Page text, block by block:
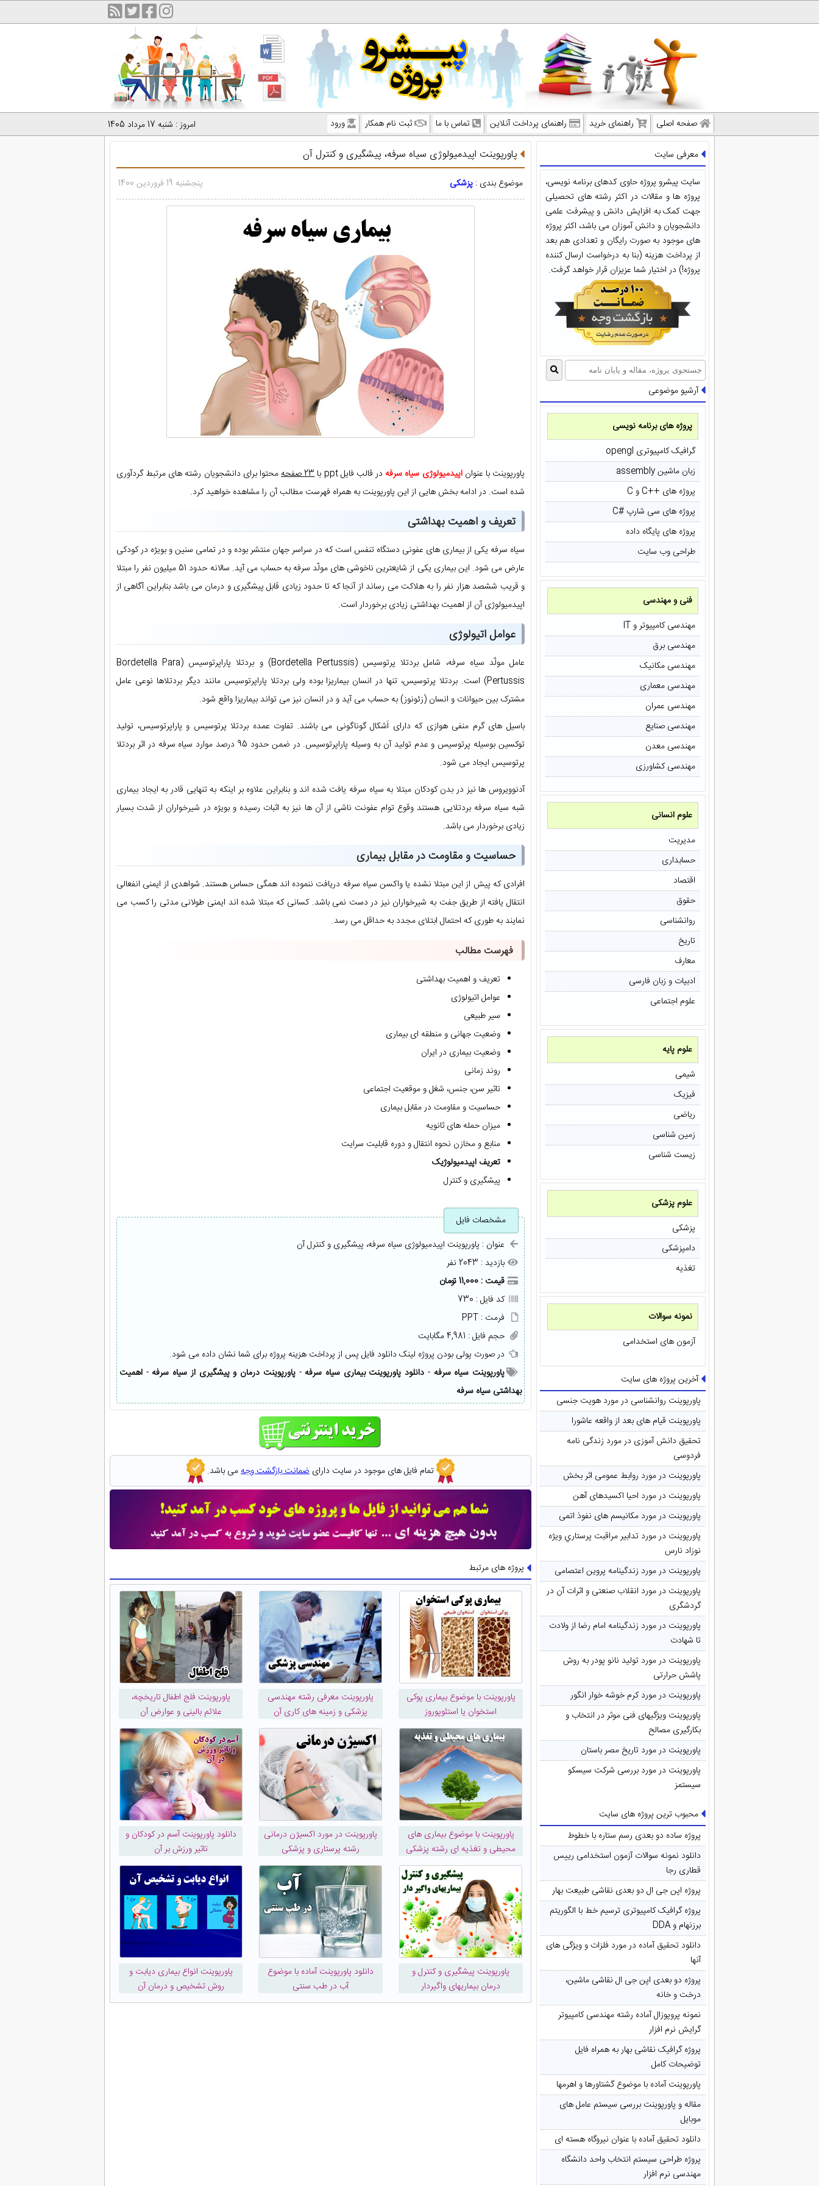
امروز : شنبه 17 مرداد 1405 صفحه اصلی راهنمای خرید راهنمای پرداخت آنلاین تماس با ما ثبت نام همکار ورود
معرفی سایت
سایت پیشرو پروژه حاوی کدهای برنامه نویسی،
پروژه ها و مقالات در اکثر رشته های تحصیلی
جهت کمک به افزایش دانش و پیشرفت علمی
دانشجویان و دانش آموزان می باشد، اکثر پروژه
های موجود به صورت رایگان و تعدادی هم بعد
از پرداخت هزینه (بنا به درخواست ارسال کننده
پروژه!) در اختیار شما عزیزان قرار خواهد گرفت.
آرشیو موضوعی
پروژه های برنامه نویسی
گرافیک کامپیوتری opengl
زبان ماشین assembly
پروژه های ++C و C
پروژه های سی شارپ #C
پروژه های پایگاه داده
طراحی وب سایت
فنی و مهندسی
مهندسی کامپیوتر و IT
مهندسی برق
مهندسی مکانیک
مهندسی معماری
مهندسی عمران
مهندسی صنایع
مهندسی معدن
مهندسی کشاورزی
علوم انسانی
مدیریت
حسابداری
اقتصاد
حقوق
روانشناسی
تاریخ
معارف
ادبیات و زبان فارسی
علوم اجتماعی
علوم پایه
شیمی
فیزیک
ریاضی
زمین شناسی
زیست شناسی
علوم پزشکی
پزشکی
دامپزشکی
تغذیه
نمونه سوالات
آزمون های استخدامی
آخرین پروژه های سایت
پاورپوینت روانشناسی در مورد هویت جنسی
پاورپوینت قیام های بعد از واقعه عاشورا
تحقیق دانش آموزی در مورد زندگی نامه
فردوسی
پاورپوینت در مورد روابط عمومی اثر بخش
پاورپوینت در مورد احیا اکسیدهای آهن
پاورپوینت در مورد مکانیسم های نفوذ اتمی
پاورپوینت در مورد تدابیر مراقبت پرستاري ويژه
نوزاد نارس
پاورپوینت در مورد زندگینامه پروین اعتصامی
پاورپوینت در مورد انقلاب صنعتی و اثرات آن در
گردشگری
پاورپوینت در مورد زندگینامه امام رضا از ولادت
تا شهادت
پاورپوینت در مورد تولید نانو پودر به روش
پاشش حرارتی
پاورپوینت در مورد کرم خوشه خوار انگور
پاورپوینت ویژگیهای فنی موثر در انتخاب و
بکارگیری مصالح
پاورپوینت در مورد تاريخ مصر باستان
پاورپوینت در مورد بررسی شرکت سیسکو
سیستمز
محبوب ترین پروژه های سایت
پروژه ساده دو بعدی رسم ستاره با خطوط
دانلود نمونه سوالات آزمون استخدامی رییس
قطاری رجا
پروژه اپن جی ال دو بعدی نقاشی طبیعت بهار
پروژه گرافیک کامپیوتری ترسیم خط با الگوریتم
برزنهام و DDA
دانلود تحقیق آماده در مورد فلزات و ویژگی های
آنها
پروژه دو بعدی اپن جی ال نقاشی ماشین،
درخت و خانه
نمونه پروپوزال آماده رشته مهندسی کامپیوتر
گرایش نرم افزار
پروژه گرافیک نقاشی بهار به همراه فایل
توضیحات کامل
پاورپوینت آماده با موضوع گشتاورها و اهرمها
مقاله و پاورپوینت بررسی سیستم عامل های
موبایل
دانلود تحقیق آماده با عنوان نیروگاه هسته ای
پروژه طراحی سیستم انتخاب واحد دانشگاه
مهندسی نرم افزار
پاورپوینت اپیدمیولوژی سیاه سرفه، پیشگیری و کنترل آن
موضوع بندی : پزشکی پنجشنبه 19 فروردین 1400
پاورپوینت با عنواناپیدمیولوژی سیاه سرفه در قالب فایل ppt با 23 صفحه
محتوا برای دانشجویان رشته های مرتبط گردآوری
شده است. در ادامه بخش هایی از این پاورپوینت به همراه فهرست مطالب آن را مشاهده خواهید کرد.
تعریف و اهمیت بهداشتی
سیاه سرفه یکی از بیماری های عفونی دستگاه تنفس است که در سراسر جهان منتشر بوده و در تمامی سنین و بویژه در کودکی
عارض می شود. این بیماری یکی از شایعترین ناخوشی های مولّد سرفه به حساب می آید. سالانه حدود 51 میلیون نفر را مبتلا
و قریب ششصد هزار نفر را به هلاکت می رساند از آنجا که تا حدود زیادی قابل پیشگیری و درمان می باشد بنابراین آگاهی از
اپیدمیولوژی آن از اهمیت بهداشتی زیادی برخوردار است.
عوامل اتیولوژی
عامل مولّد سیاه سرفه، شامل بردتلا پرتوسیس (Bordetella Pertussis) و بردتلا پاراپرتوسیس (Bordetella Para
Pertussis) است. بردتلا پرتوسیس، تنها در انسان بیماریزا بوده ولی بردتلا پاراپرتوسیس مانند دیگر بردتلاها نوعی عامل
مشترک بین حیوانات و انسان (زئونوز) به حساب می آید و در انسان نیز می تواند بیماریزا واقع شود.
باسیل های گرم منفی هوازی که دارای اَشکال گوناگونی می باشند. تفاوت عمده بردتلا پرتوسیس و پاراپرتوسیس، تولید
توکسین بوسیله پرتوسیس و عدم تولید آن به وسیله پاراپرتوسیس. در ضمن حدود 95 درصد موارد سیاه سرفه در اثر بردتلا
پرتوسیس ایجاد می شود.
آدنوویروس ها نیز در بدن کودکان مبتلا به سیاه سرفه یافت شده اند و بنابراین علاوه بر اینکه به تنهایی قادر به ایجاد بیماری
شبه سیاه سرفه بردتلایی هستند وقوع توام عفونت ناشی از آن ها نیز به اثبات رسیده و بویژه در شیرخواران از شدت بسیار
زیادی برخوردار می باشد.
حساسیت و مقاومت در مقابل بیماری
افرادی که پیش از این مبتلا نشده یا واکسن سیاه سرفه دریافت ننموده اند همگی حساس هستند. شواهدی از ایمنی انفعالی
انتقال یافته از طریق جفت به شیرخواران نیز در دست نمی باشد. کسانی که مبتلا شده اند ایمنی طولانی مدتی را کسب می
نمایند به طوری که احتمال ابتلای مجدد به حداقل می رسد.
فهرست مطالب
تعریف و اهمیت بهداشتی
عوامل اتیولوژی
سیر طبیعی
وضعیت جهانی و منطقه ای بیماری
وضعیت بیماری در ایران
روند زمانی
تاثیر سن، جنس، شغل و موقعیت اجتماعی
حساسیت و مقاومت در مقابل بیماری
میزان حمله های ثانویه
منابع و مخازن نحوه انتقال و دوره قابلیت سرایت
تعریف اپیدمیولوژیک
پیشگیری و کنترل
مشخصات فایل
عنوان : پاورپوینت اپیدمیولوژی سیاه سرفه، پیشگیری و کنترل آن
بازدید : 2043 نفر
قیمت : 11,000 تومان
کد فایل : 730
فرمت : PPT
حجم فایل : 4,981 مگابایت
در صورت پولی بودن پروژه لینک دانلود فایل پس از پرداخت هزینه پروژه برای شما نشان داده می شود.
پاورپوینت سیاه سرفه - دانلود پاورپوینت بیماری سیاه سرفه -پاورپوینت درمان و پیشگیری از سیاه سرفه - اهمیت
بهداشتی سیاه سرفه
تمام فایل های موجود در سایت دارای ضمانت بازگشت وجهمی باشد.
پروژه های مرتبط
پاورپوینت با موضوع بیماری پوكی
استخوان یا استئوپوروز
پاورپوینت معرفی رشته مهندسی
پزشکی و زمینه های کاری آن
پاورپوینت فلج اطفال تاریخچه،
علائم بالینی و عوارض آن
پاورپوینت با موضوع بیماری های
محیطی و تغذیه ای رشته پزشکی
پاورپوینت در مورد اکسیژن درمانی
رشته پرستاری و پزشکی
دانلود پاورپوینت آسم در کودکان و
تاثیر ورزش بر آن
پاورپوینت پیشگیری و كنترل و
درمان بیماریهای واگیردار
دانلود پاورپوینت آماده با موضوع
آب در طب سنتی
پاورپوینت انواع بیماری دیابت و
روش تشخیص و درمان آن